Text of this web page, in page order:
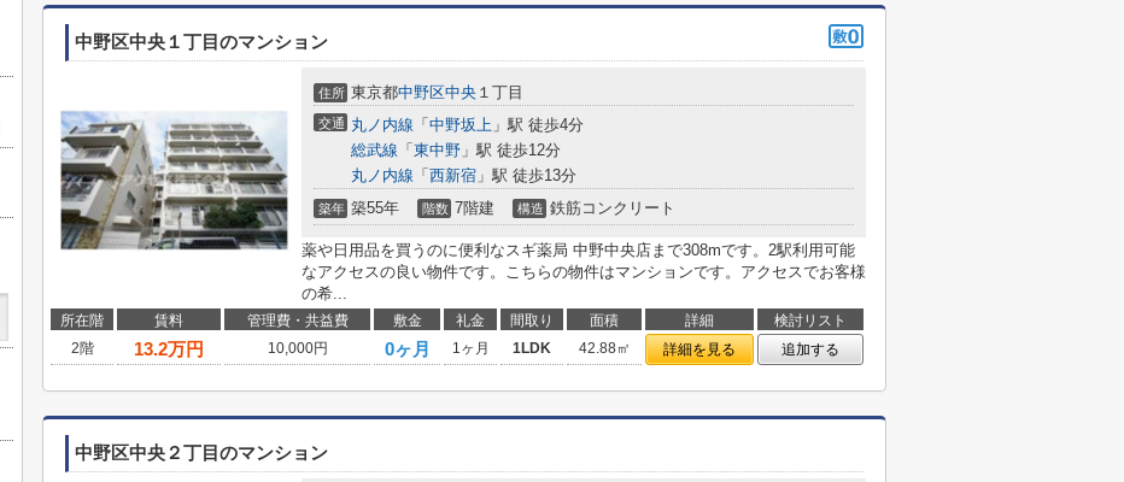
中野区中央１丁目のマンション
住所 東京都中野区中央 １丁目
交通 丸ノ内線 「 中野坂上 」駅 徒歩4分
総武線 「 東中野 」駅 徒歩12分
丸ノ内線 「 西新宿 」駅 徒歩13分
築年 築55年 階数 7階建 構造 鉄筋コンクリート
薬や日用品を買うのに便利なスギ薬局 中野中央店まで308mです。2駅利用可能
なアクセスの良い物件です。こちらの物件はマンションです。アクセスでお客様
の希...
所在階 賃料 管理費・共益費 敷金 礼金 間取り 面積 詳細
検討リスト
2階
13.2万円 10,000円 0ヶ月 1ヶ月 1LDK 42.88㎡ 詳細を見る 追加する
中野区中央２丁目のマンション